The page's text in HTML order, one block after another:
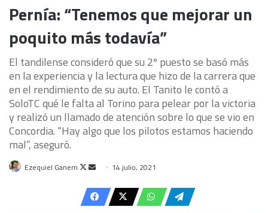
Pernía: “Tenemos que mejorar un
poquito más todavía”
El tandilense consideró que su 2º puesto se basó más
en la experiencia y la lectura que hizo de la carrera que
en el rendimiento de su auto. El Tanito le contó a
SoloTC qué le falta al Torino para pelear por la victoria
y realizó un llamado de atención sobre lo que se vio en
Concordia. “Hay algo que los pilotos estamos haciendo
mal”, aseguró.
Ezequiel Ganem
Follow
X
Send
email
14 julio, 2021